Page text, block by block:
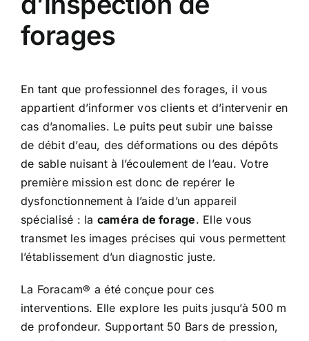
forages
En tant que professionnel des forages, il vous
appartient d’informer vos clients et d’intervenir en
cas d’anomalies. Le puits peut subir une baisse
de débit d’eau, des déformations ou des dépôts
de sable nuisant à l’écoulement de l’eau. Votre
première mission est donc de repérer le
dysfonctionnement à l’aide d’un appareil
spécialisé : la caméra de forage. Elle vous
transmet les images précises qui vous permettent
l’établissement d’un diagnostic juste.
La Foracam® a été conçue pour ces
interventions. Elle explore les puits jusqu’à 500 m
de profondeur. Supportant 50 Bars de pression,